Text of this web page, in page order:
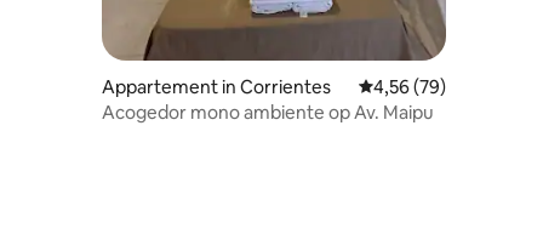
Appartement in Corrientes Gemiddelde
4,56 (79)
Acogedor mono ambiente op Av. Maipu